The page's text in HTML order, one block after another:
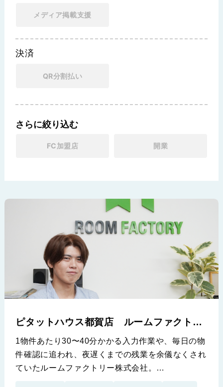
メディア掲載支援
決済
QR分割払い
さらに絞り込む
FC加盟店 開業
ピタットハウス都賀店 ルームファクトリ
ー株式会社
1物件あたり30〜40分かかる入力作業や、毎日の物
件確認に追われ、夜遅くまでの残業を余儀なくされ
ていたルームファクトリー株式会社。